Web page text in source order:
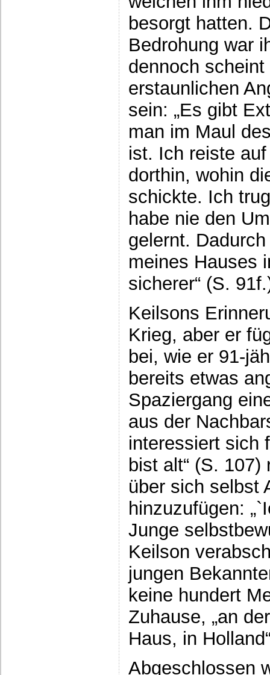
besorgt hatten.
Bedrohung war
dennoch
erstaunlichen
sein: „Es gibt
man im Maul
ist. Ich reiste
dorthin, wohin
schickte. Ich
habe nie den
gelernt.
meines Hauses
sicherer“ (S.
Keilsons
Krieg, aber er
bei, wie er 91-
bereits etwas
Spaziergang
aus der
interessiert sich
bist alt“ (S.
über sich selbst
hinzuzufügen:
Junge
Keilson
jungen
keine hundert
Zuhause, „an
Haus, in
Abgeschlossen